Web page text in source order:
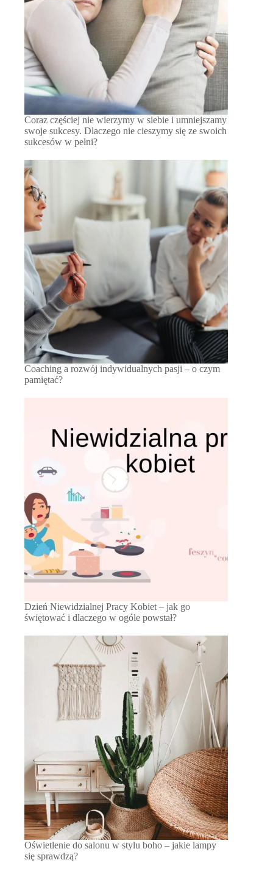
Coraz częściej nie wierzymy w siebie i umniejszamy
swoje sukcesy. Dlaczego nie cieszymy się ze swoich
sukcesów w pełni?
Coaching a rozwój indywidualnych pasji – o czym
pamiętać?
Dzień Niewidzialnej Pracy Kobiet – jak go
świętować i dlaczego w ogóle powstał?
Oświetlenie do salonu w stylu boho – jakie lampy
się sprawdzą?